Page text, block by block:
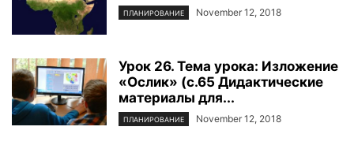
ПЛАНИРОВАНИЕ November 12, 2018
Урок 26. Тема урока: Изложение
«Ослик» (с.65 Дидактические
материалы для...
ПЛАНИРОВАНИЕ November 12, 2018